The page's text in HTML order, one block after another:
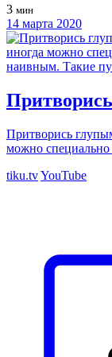
3 мин
14 марта 2020
Притворись
можно специально
tiku.tvYouTube